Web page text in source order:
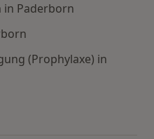
in Paderborn
(Prophylaxe) in